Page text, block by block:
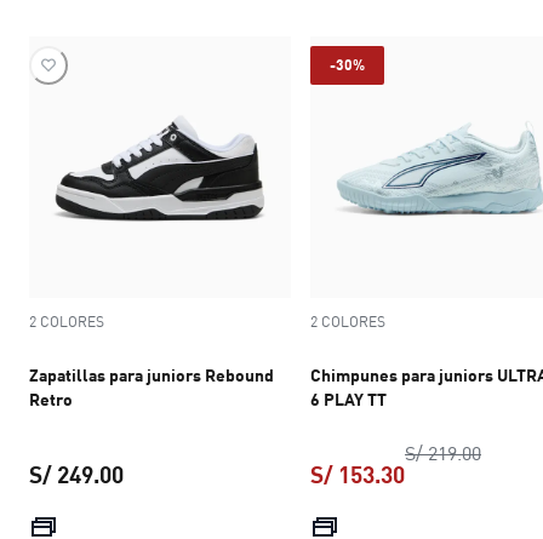
2 COLORES
Zapatillas para juniors Rebound
Retro
S/ 249.00
precio actual S/ 249.00
-30%
2 COLORES
Chimpunes para juniors
6 PLAY TT
S/ 219.00precio
S/ 153.30